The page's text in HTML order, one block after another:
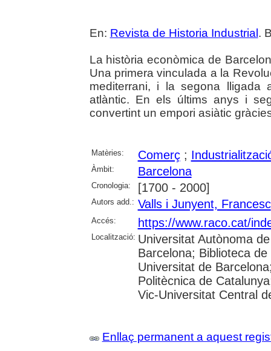
En: Revista de Historia Industrial.
La història econòmica de
Una primera vinculada a la
mediterrani, i la segona lligada
atlàntic. En els últims anys i
convertint un empori asiàtic
Matèries: Comerç;
Àmbit: Barcelona
Cronologia: [1700 - 2000]
Autors add.: Valls i Junyent, Francesc
Accés: https://www.raco.cat/
Localització: Universitat Autònoma
Barcelona; Biblioteca
Universitat de
Politècnica de
Vic-Universitat Central
Enllaç permanent a aquest